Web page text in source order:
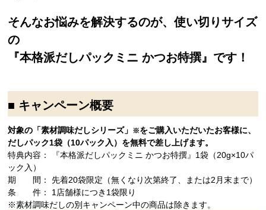
そんなお悩みを解決するのが、使い切りサイズ
の
『本格派だしパックミニ かつお特撰』です！
■ キャンペーン概要
対象の「素材調味だしシリーズ」 ※をご購入いただいたお客様に、
だしパック1袋（10パック入）を無料で差し上げます。
特典内容： 『本格派だしパックミニ かつお特撰』1袋（20g×10パ
ック入）
期 間： 先着20袋限定（無くなり次第終了、または2月末まで）
条 件： 1店舗様につき1袋限り
※素材調味だしの別キャンペーン中の商品は除きます。